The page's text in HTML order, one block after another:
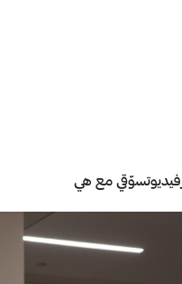
فيديوتسوّقي مع هي